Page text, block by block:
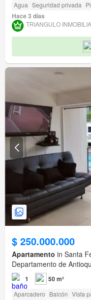
Agua Seguridad privada
Hace 3 días
TRIANGULO
$ 250.000.000
Apartamento in Santa
Departamento de
1 50 m²
Aparcadero Balcón Vista